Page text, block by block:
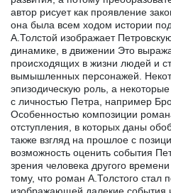
автор рисует как проявление
она была всем ходом истории
А.Толстой изображает
динамике, в движении Это
происходящих в жизни людей и
вымышленных персонажей.
эпизодическую роль, а
с личностью Петра, например
Особенностью композиции
отступления, в которых даны
также взгляд на прошлое с
возможность оценить события
зрения человека другого
тому, что роман А.Толстого стал
изображающей далекие события